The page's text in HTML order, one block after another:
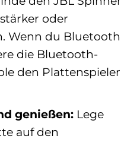
oder
Wenn du Bluetooth
die Bluetooth-
den Plattenspieler
genießen:Lege
auf den